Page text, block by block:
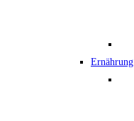
Ernährung